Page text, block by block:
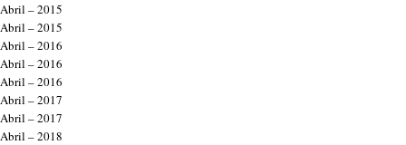
Abril – 2015
Abril – 2015
Abril – 2016
Abril – 2016
Abril – 2016
Abril – 2017
Abril – 2017
Abril – 2018